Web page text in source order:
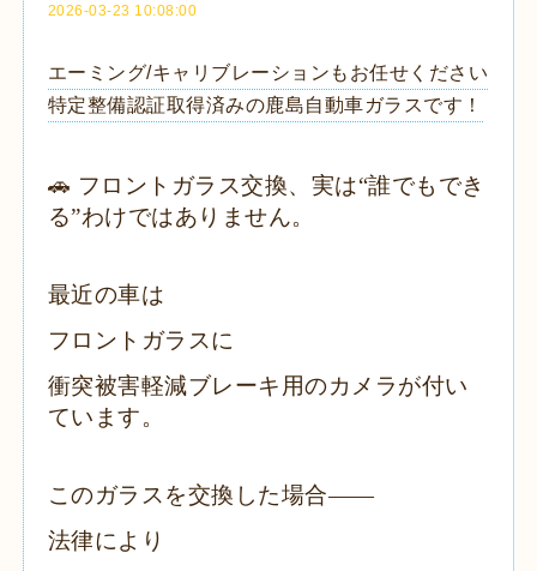
2026-03-23 10:08:00
エーミング/キャリブレーションもお任せください
特定整備認証取得済みの鹿島自動車ガラスです！
🚗 フロントガラス交換、実は“誰でもでき
る”わけではありません。
最近の車は
フロントガラスに
衝突被害軽減ブレーキ用のカメラが付い
ています。
このガラスを交換した場合――
法律により